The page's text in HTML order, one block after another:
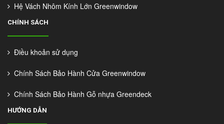
Hệ Vách Nhôm Kính Lớn Greenwindow
CHÍNH SÁCH
Điều khoản sử dụng
Chính Sách Bảo Hành Cửa Greenwindow
Chính Sách Bảo Hành Gỗ nhựa Greendeck
HƯỚNG DẪN